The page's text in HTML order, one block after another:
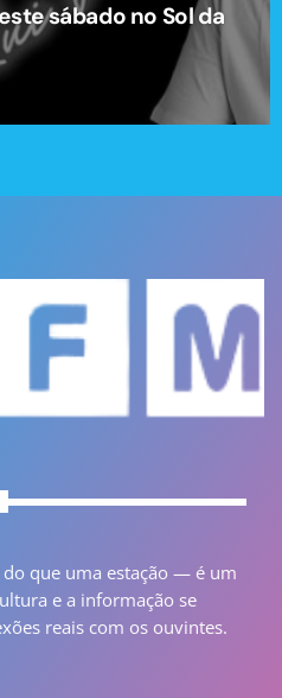
sábado no Sol da
do que uma estação — é um
e a informação se
reais com os ouvintes.